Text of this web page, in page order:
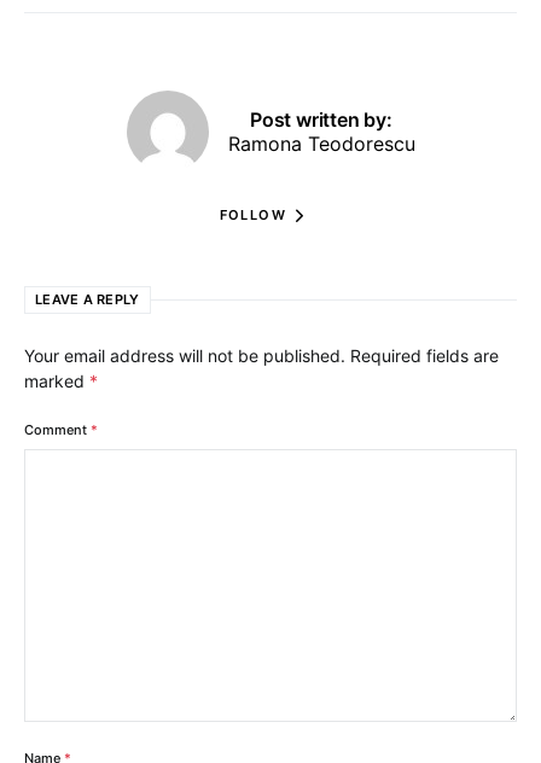
Post written by:
Ramona Teodorescu
FOLLOW
LEAVE A REPLY
Your email address will not be published. Required fields are
marked *
Comment *
Name *